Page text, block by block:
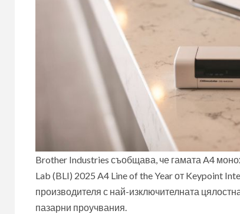
Brother Industries съобщава, че гамата A4
Lab (BLI) 2025 A4 Line of the Year от Keypoint
производителя с най-изключителната
пазарни проучвания.